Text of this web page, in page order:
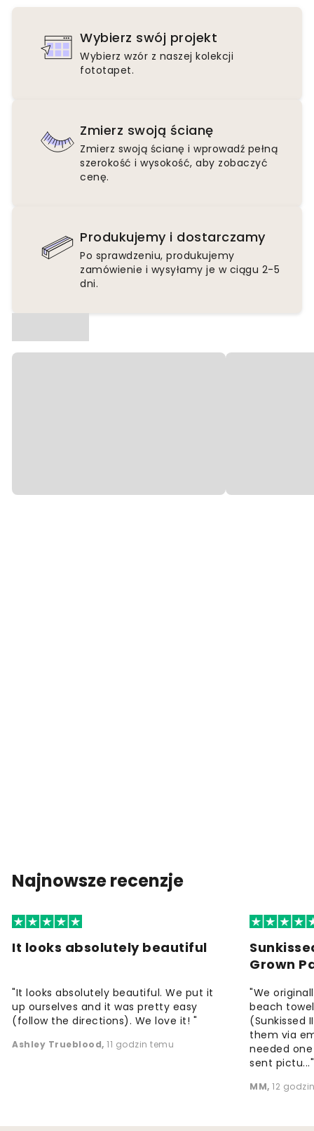
Wybierz swój projekt
Wybierz wzór z naszej kolekcji
fototapet.
Zmierz swoją ścianę
Zmierz swoją ścianę i wprowadź pełną
szerokość i wysokość, aby zobaczyć
cenę.
Produkujemy i dostarczamy
Po sprawdzeniu, produkujemy
zamówienie i wysyłamy je w ciągu 2-5
dni.
Najnowsze recenzje
It looks absolutely beautiful
"It looks absolutely beautiful. We put it
up ourselves and it was pretty easy
(follow the directions). We love it! "
Ashley Trueblood, 11 godzin temu
Grown
"We
beach
(Sunkissed
them via
needed
sent pictu..."
MM, 12